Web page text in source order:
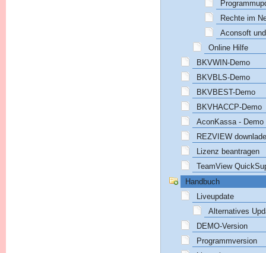
Rechte im
Aconsoft
Online Hilfe
BKVWIN-Demo
BKVBLS-Demo
BKVBEST-Demo
BKVHACCP-Demo
AconKassa - Demo
REZVIEW
Lizenz beantragen
TeamView
Handbuch
Liveupdate
Alternatives
DEMO-Version
Programmversion